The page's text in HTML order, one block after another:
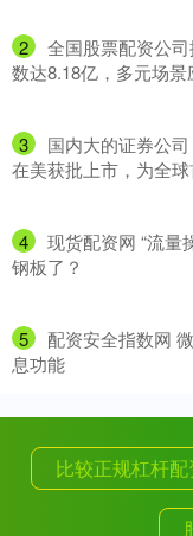
2
全国股票配资公
数达8.18亿，多元场景
3
国内大的证券公
在美获批上市，为全
4
现货配资网 “流量
钢板了？
5
配资安全指数网
息功能
比较正规杠杆配